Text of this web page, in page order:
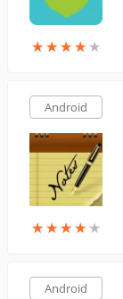
★★★★★
★★★★★
Android
★★★★★
★★★★★
Android